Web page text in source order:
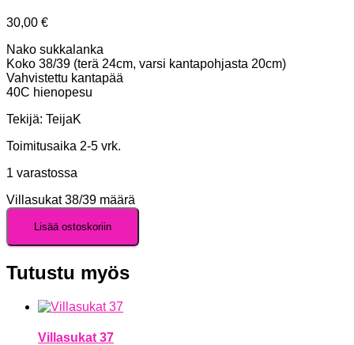
30,00 €
Nako sukkalanka
Koko 38/39 (terä 24cm, varsi kantapohjasta 20cm)
Vahvistettu kantapää
40C hienopesu
Tekijä: TeijaK
Toimitusaika 2-5 vrk.
1 varastossa
Villasukat 38/39 määrä
Lisää ostoskoriin
Tutustu myös
Villasukat 37